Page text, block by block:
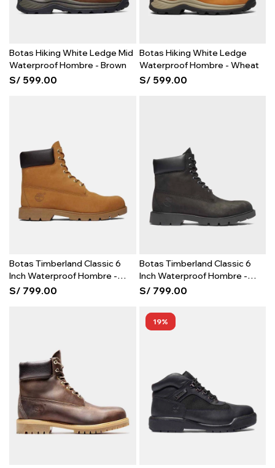
Botas Hiking White Ledge Mid
Waterproof Hombre - Brown
S/ 599.00
Botas Hiking White Ledge
Waterproof Hombre - Wheat
S/ 599.00
Botas Timberland Classic 6
Inch Waterproof Hombre -
Wheat
S/ 799.00
Botas Timberland Classic 6
Inch Waterproof Hombre -
Black
S/ 799.00
19